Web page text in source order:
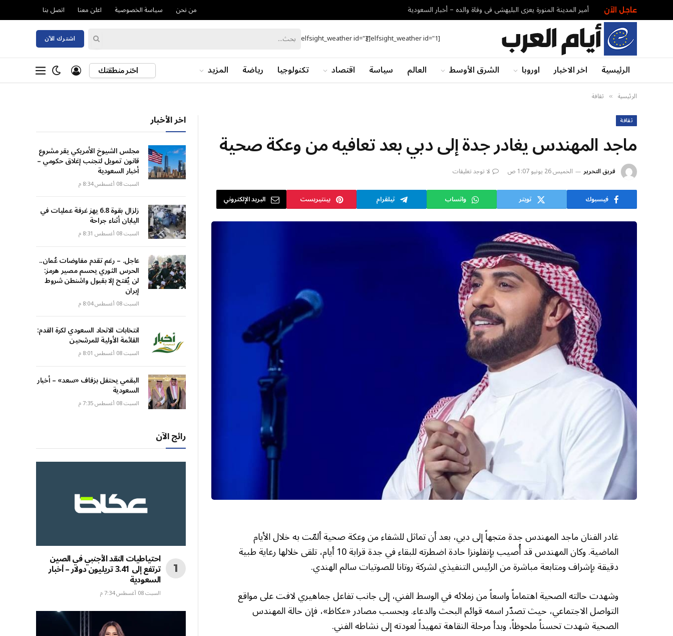
عاجل الآن أمير المدينة المنورة يعزي البليهشي في وفاة والده – أخبار السعودية من نحن سياسة الخصوصية اعلن معنا اتصل بنا
[elfsight_weather id="1"]
[elfsight_weather id="3"] اشترك الآن
الرئيسية اخر الاخبار اوروبا الشرق الأوسط العالم سياسة اقتصاد تكنولوجيا رياضة المزيد اختر منطقتك
الرئيسية » ثقافة
ثقافة
ماجد المهندس يغادر جدة إلى دبي بعد تعافيه من وعكة صحية
فريق التحرير الخميس 26 يونيو 1:07 ص لا توجد تعليقات
فيسبوك تويتر واتساب تيلقرام بينتيريست البريد الإلكتروني
غادر الفنان ماجد المهندس جدة متجهاً إلى دبي، بعد أن تماثل للشفاء من وعكة صحية ألمّت به خلال الأيام
الماضية. وكان المهندس قد أُصيب بإنفلونزا حادة اضطرته للبقاء في جدة قرابة 10 أيام، تلقى خلالها رعاية طبية
دقيقة بإشراف ومتابعة مباشرة من الرئيس التنفيذي لشركة روتانا للصوتيات سالم الهندي.
وشهدت حالته الصحية اهتماماً واسعاً من زملائه في الوسط الفني، إلى جانب تفاعل جماهيري لافت على مواقع
التواصل الاجتماعي، حيث تصدّر اسمه قوائم البحث والدعاء. وبحسب مصادر «عكاظ»، فإن حالة المهندس
الصحية شهدت تحسناً ملحوظاً، وبدأ مرحلة النقاهة تمهيداً لعودته إلى نشاطه الفني.
اخر الأخبار
مجلس الشيوخ الأمريكي يقر مشروع
قانون تمويل لتجنب إغلاق حكومي –
أخبار السعودية
السبت 08 أغسطس 8:34 م
زلزال بقوة 6.8 يهز غرفة عمليات في
اليابان أثناء جراحة
السبت 08 أغسطس 8:31 م
عاجل. – رغم تقدم مفاوضات عُمان..
الحرس الثوري يحسم مصير هرمز:
لن يُفتح إلا بقبول واشنطن شروط
إيران
السبت 08 أغسطس 8:04 م
انتخابات الاتحاد السعودي لكرة القدم:
القائمة الأولية للمرشحين
السبت 08 أغسطس 8:01 م
البقمي يحتفل بزفاف «سعد» – أخبار
السعودية
السبت 08 أغسطس 7:35 م
رائج الآن
احتياطيات النقد الأجنبي في الصين
ترتفع إلى 3.41 تريليون دولار – أخبار
السعودية
السبت 08 أغسطس 7:34 م